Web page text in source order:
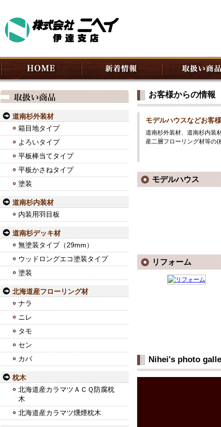
道南杉外装材
箱目地タイプ
よろいタイプ
平板棒当てタイプ
平板かさねタイプ
塗装
道南杉内装材
内装用羽目板
道南杉デッキ材
無塗装タイプ（29mm）
ウッドロングエコ塗装タイプ
塗装
北海道産フローリング材
ナラ
ニレ
タモ
セン
カバ
枕木
北海道産カラマツＡＣＱ防腐枕
木
北海道産カラマツ燻煙枕木
お客様からの情報
モデルハウスなどお客
道南杉外装材、道南杉内装
産二層フローリング材等の
モデルハウス
リフォーム
Nihei's photo